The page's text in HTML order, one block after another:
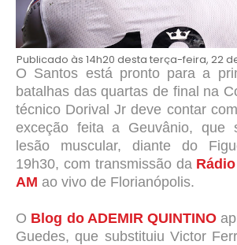
Publicado às 14h20 desta terça-feira, 22
O Santos está pronto para a
batalhas das quartas de final na
técnico Dorival Jr deve contar
exceção feita a Geuvânio, que
lesão muscular, diante do
19h30, com transmissão da
AM ao vivo de Florianópolis.
O Blog do ADEMIR QUINTINO
Guedes, que substituiu Victor